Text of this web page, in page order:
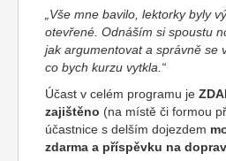
„Vše mne bavilo, lektorky byly
otevřené. Odnáším si spoustu
jak argumentovat a správně se
co bych kurzu vytkla.“
Účast v celém programu je
zajištěno (na místě či formou
účastnice s delším dojezdem
zdarma a příspěvku na